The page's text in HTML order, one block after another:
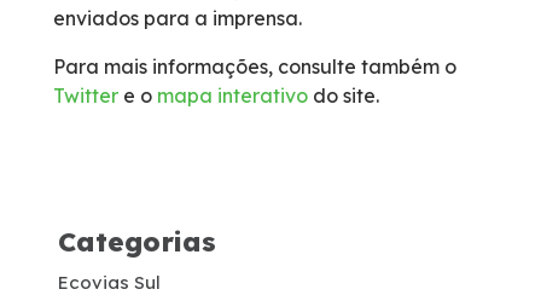
Guincho
Socorro Médico
Cargas Especiais
enviados para a imprensa.
Para mais informações, consulte também o
Twitter e o mapa interativo do site.
Categorias
Ecovias Sul